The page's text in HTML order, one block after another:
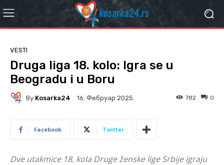
VESTI
Druga liga 18. kolo: Igra se u
Beogradu i u Boru
By Kosarka24 16. Фебруар 2025. 0
782
Facebook Twitter
Dve utakmice 18. kola Druge ženske lige Srbije igraju